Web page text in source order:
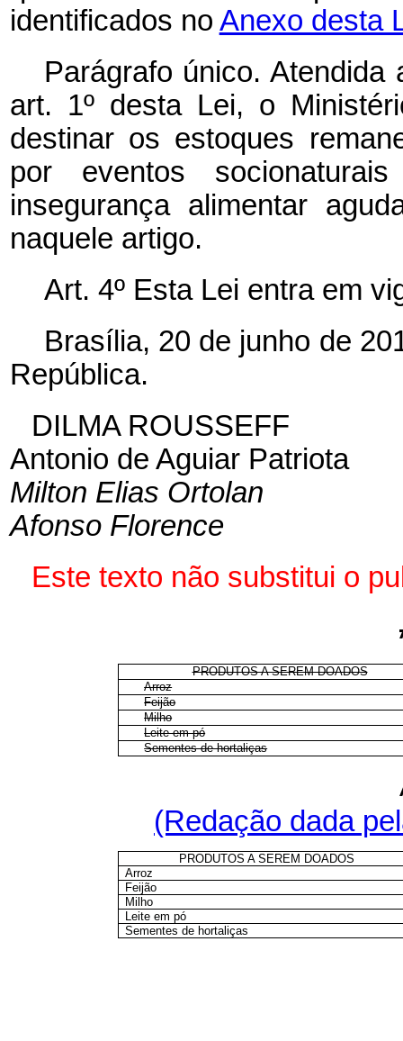
identificados no Anexo desta
Parágrafo único.
art. 1º desta Lei, o
destinar os estoques
por eventos
insegurança alimentar
naquele artigo.
Art. 4º Esta Lei entra em
Brasília, 20 de junho de
República.
DILMA ROUSSEFF
Antonio de Aguiar Patriota
Milton Elias Ortolan
Afonso Florence
Este texto não substitui o
PRODUTOS A SEREM DOADOS
Arroz
Feijão
Milho
Leite em pó
Sementes de hortaliças
(Redação dada
PRODUTOS A SEREM DOADOS
Arroz
Feijão
Milho
Leite em pó
Sementes de hortaliças